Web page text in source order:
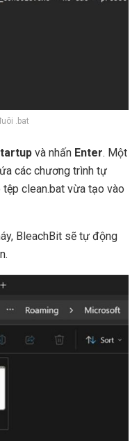
.bat
và nhấn Enter. Một
các chương trình tự
clean.bat vừa tạo vào
BleachBit sẽ tự động